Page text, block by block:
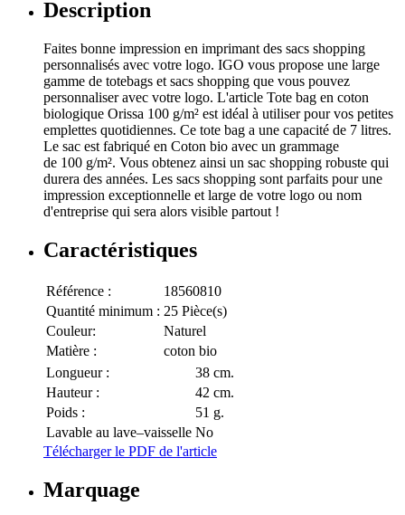
Description
Faites bonne impression en imprimant des sacs shopping
personnalisés avec votre logo. IGO vous propose une large
gamme de totebags et sacs shopping que vous pouvez
personnaliser avec votre logo. L'article Tote bag en coton
biologique Orissa 100 g/m² est idéal à utiliser pour vos petites
emplettes quotidiennes. Ce tote bag a une capacité de 7 litres.
Le sac est fabriqué en Coton bio avec un grammage
de 100 g/m². Vous obtenez ainsi un sac shopping robuste qui
durera des années. Les sacs shopping sont parfaits pour une
impression exceptionnelle et large de votre logo ou nom
d'entreprise qui sera alors visible partout !
Caractéristiques
Référence :
18560810
Quantité minimum : 25 Pièce(s)
Couleur:
Naturel
Matière :
coton bio
Longueur :
38 cm.
Hauteur :
42 cm.
Poids :
51 g.
Lavable au lave–vaisselle No
Télécharger le PDF de l'article
Marquage